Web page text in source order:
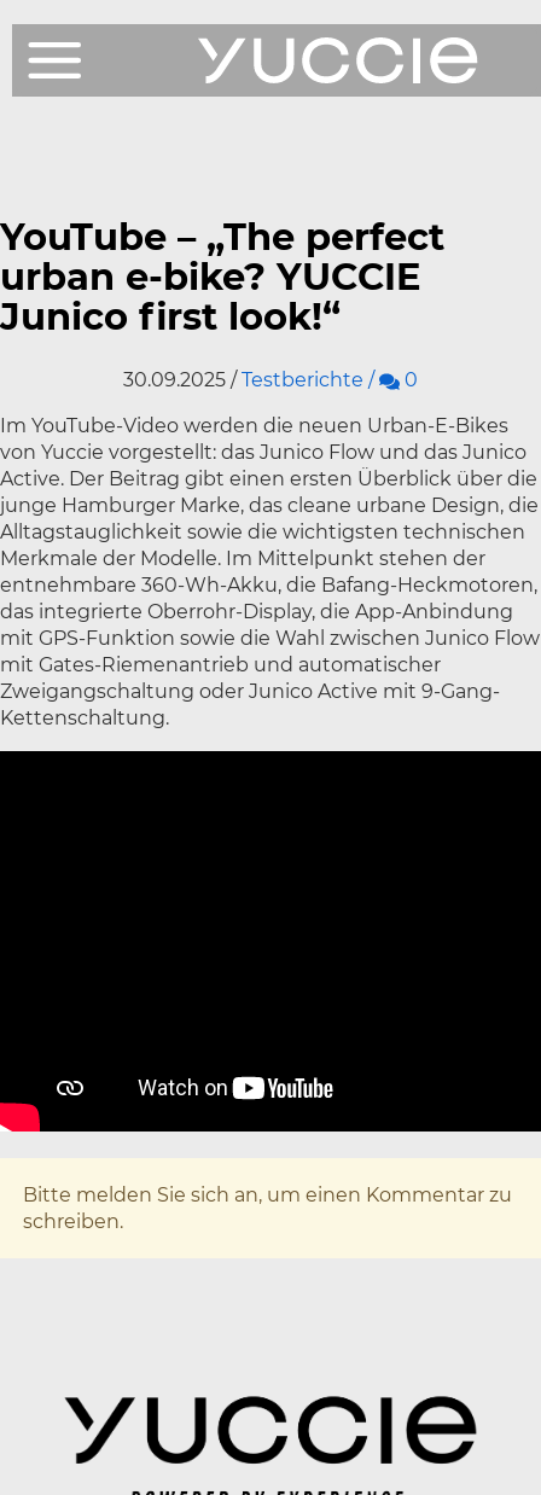
Testberichte
News
Über Uns
Service
YouTube – „The perfect
urban e-bike? YUCCIE
Junico first look!“
30.09.2025 / Testberichte / Kommentare
0
Im YouTube-Video werden die neuen Urban-E-Bikes
von Yuccie vorgestellt: das Junico Flow und das Junico
Active. Der Beitrag gibt einen ersten Überblick über die
junge Hamburger Marke, das cleane urbane Design, die
Alltagstauglichkeit sowie die wichtigsten technischen
Merkmale der Modelle. Im Mittelpunkt stehen der
entnehmbare 360-Wh-Akku, die Bafang-Heckmotoren,
das integrierte Oberrohr-Display, die App-Anbindung
mit GPS-Funktion sowie die Wahl zwischen Junico Flow
mit Gates-Riemenantrieb und automatischer
Zweigangschaltung oder Junico Active mit 9-Gang-
Kettenschaltung.
x
Bitte melden Sie sich an, um einen Kommentar zu
schreiben.